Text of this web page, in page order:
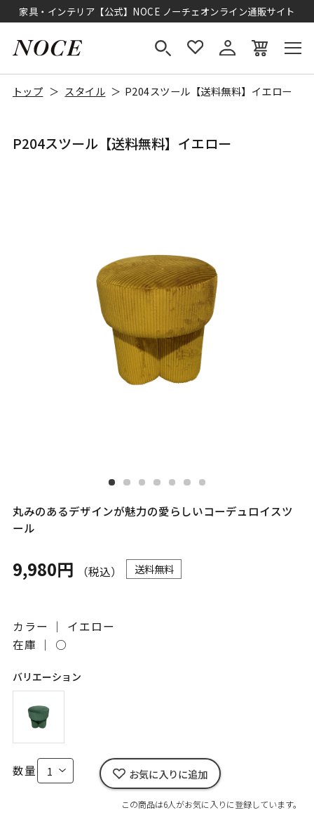
家具・インテリア【公式】NOCE ノーチェオンライン通販サイト
トップ スタイル P204スツール【送料無料】イエロー
P204スツール【送料無料】イエロー
丸みのあるデザインが魅力の愛らしいコーデュロイスツ
ール
9,980円 （税込） 送料無料
カラー ｜ イエロー
在庫 ｜ ○
バリエーション
数量 お気に入りに追加
この商品は6人がお気に入りに登録しています。